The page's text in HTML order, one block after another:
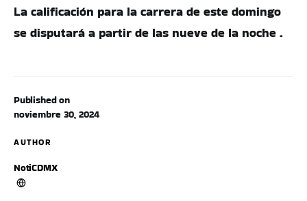
Published on
noviembre 30, 2024
AUTHOR
NotiCDMX
La calificación para la carrera de este domingo
se disputará a partir de las nueve de la noche .